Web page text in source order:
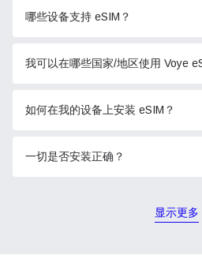
哪些设备支持 eSIM？
我可以在哪些国家/地区使用 Voye
如何在我的设备上安装 eSIM？
一切是否安装正确？
显示更多